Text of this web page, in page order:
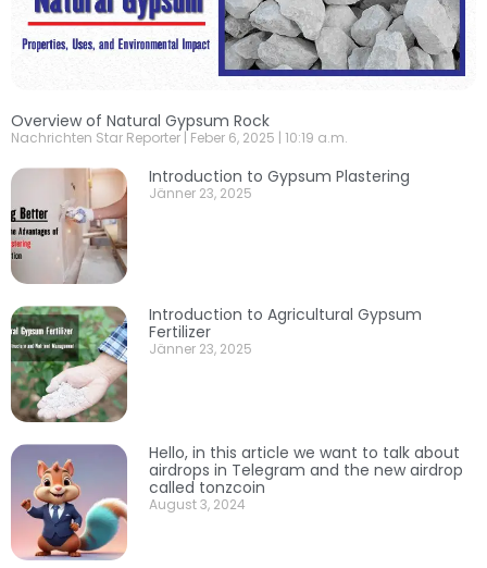
Overview of Natural Gypsum Rock
Nachrichten Star Reporter Feber 6, 2025 10:19 a.m.
Introduction to Gypsum Plastering
Jänner 23, 2025
Introduction to Agricultural Gypsum
Fertilizer
Jänner 23, 2025
Hello, in this article we want to talk about
airdrops in Telegram and the new airdrop
called tonzcoin
August 3, 2024